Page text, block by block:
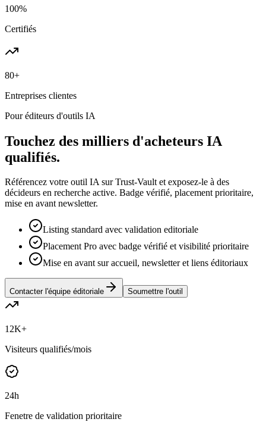
100%
Certifiés
80+
Entreprises clientes
Pour éditeurs d'outils IA
Touchez des milliers d'acheteurs IA
qualifiés.
Référencez votre outil IA sur Trust-Vault et exposez-le à des
décideurs en recherche active. Badge vérifié, placement prioritaire,
mise en avant newsletter.
Listing standard avec validation editoriale
Placement Pro avec badge vérifié et visibilité prioritaire
Mise en avant sur accueil, newsletter et liens éditoriaux
Contacter l'équipe éditoriale Soumettre l'outil
12K+
Visiteurs qualifiés/mois
24h
Fenetre de validation prioritaire